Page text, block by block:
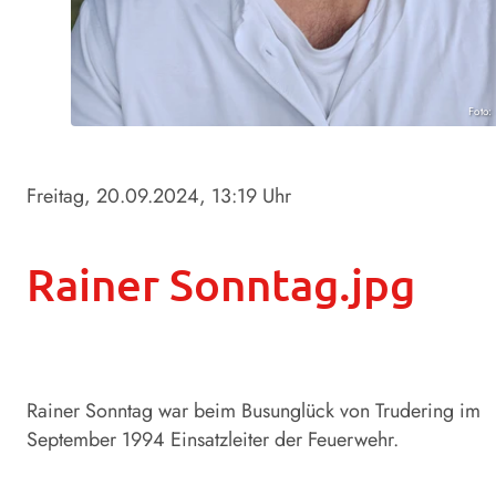
Freitag, 20.09.2024, 13:19 Uhr
Rainer Sonntag.jpg
Rainer Sonntag war beim Busunglück von Trudering im
September 1994 Einsatzleiter der Feuerwehr.